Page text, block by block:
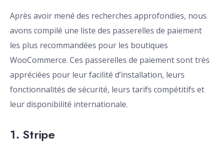
Après avoir mené des recherches approfondies, nous
avons compilé une liste des passerelles de paiement
les plus recommandées pour les boutiques
WooCommerce. Ces passerelles de paiement sont très
appréciées pour leur facilité d’installation, leurs
fonctionnalités de sécurité, leurs tarifs compétitifs et
leur disponibilité internationale.
1. Stripe